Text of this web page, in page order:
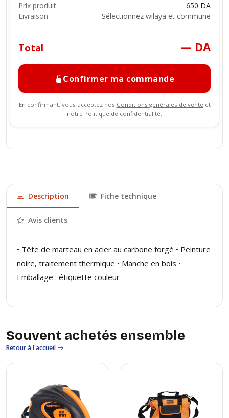
Prix produit
650 DA
Livraison
Sélectionnez wilaya et commune
Total — DA
Confirmer ma commande
En confirmant, vous acceptez nos Conditions générales de vente et
notre Politique de confidentialité.
Description Fiche technique
Avis clients
• Tête de marteau en acier au carbone forgé • Peinture
noire, traitement thermique • Manche en bois •
Emballage : étiquette couleur
Souvent achetés ensemble
Retour à l'accueil